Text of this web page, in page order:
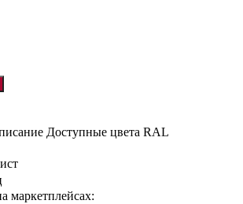
Доступные цвета RAL
маркетплейсах: